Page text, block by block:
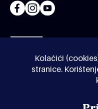
Kolačići
stranice.
© Kinoholik 2026.